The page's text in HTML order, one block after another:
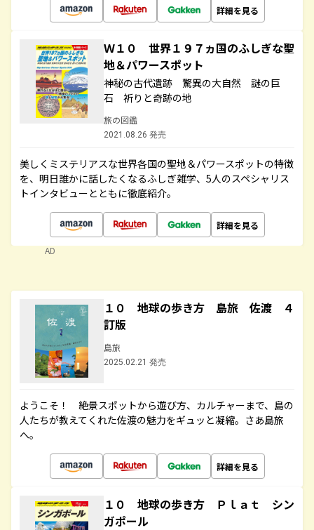
詳細を見る
Ｗ１０ 世界１９７ヵ国のふしぎな聖
地＆パワースポット
神秘の古代遺跡 驚異の大自然 謎の巨
石 祈りと奇跡の地
旅の図鑑
2021.08.26 発売
美しくミステリアスな世界各国の聖地＆パワースポットの特徴
を、明日誰かに話したくなるふしぎ雑学、5人のスペシャリス
トインタビューとともに徹底紹介。
詳細を見る
AD
１０ 地球の歩き方 島旅 佐渡 ４
訂版
島旅
2025.02.21 発売
ようこそ！ 絶景スポットから遊び方、カルチャーまで、島の
人たちが教えてくれた佐渡の魅力をギュッと凝縮。さあ島旅
へ。
詳細を見る
１０ 地球の歩き方 Ｐｌａｔ シン
ガポール